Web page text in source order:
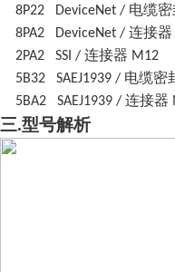
8P22 DeviceNet / 电缆
8PA2 DeviceNet / 连接器
2PA2 SSI / 连接器 M12
5B32
SAEJ1939 / 电缆密
5BA2 SAEJ1939 / 连接器
三.型号解析